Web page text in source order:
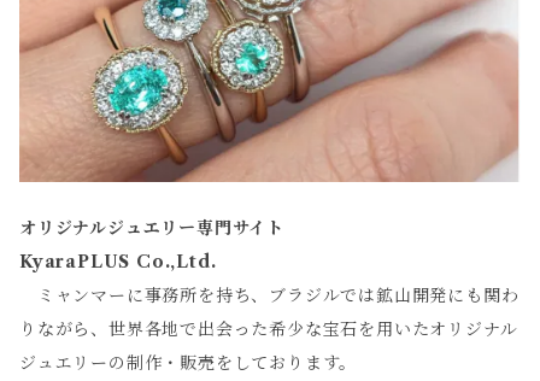
オリジナルジュエリー専門サイト
KyaraPLUS Co.,Ltd.
ミャンマーに事務所を持ち、ブラジルでは鉱山開発にも関わ
りながら、世界各地で出会った希少な宝石を用いたオリジナル
ジュエリーの制作・販売をしております。